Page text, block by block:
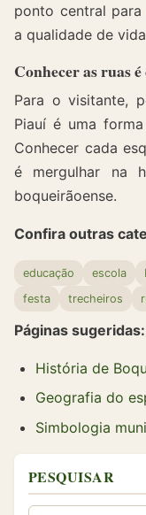
ponto central
a qualidade de
Conhecer as ruas
Para o visitante,
Piauí é uma
Conhecer cada
é mergulhar na
boqueirãoense.
Confira outras
educação escola
festa
trecheiros
Páginas sugeridas:
História de
Geografia do
Simbologia
PESQUISAR